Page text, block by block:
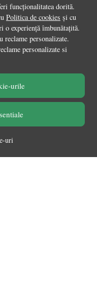
funcționalitatea dorită.
Politica de cookies și cu
o experiență îmbunătațită.
reclame personalizate.
personalizate si
urile
uri